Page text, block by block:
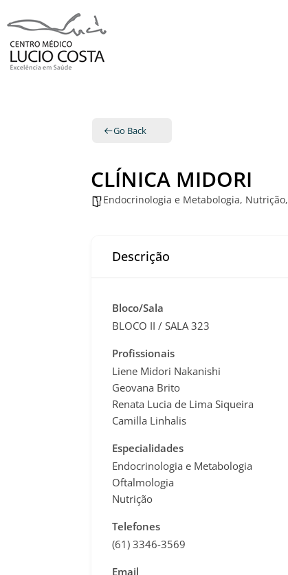
Go Back
CLÍNICA MIDORI
Endocrinologia e Metabologia, Nutrição,
Descrição
Bloco/Sala
BLOCO II / SALA 323
Profissionais
Liene Midori Nakanishi
Geovana Brito
Renata Lucia de Lima Siqueira
Camilla Linhalis
Especialidades
Endocrinologia e Metabologia
Oftalmologia
Nutrição
Telefones
(61) 3346-3569
Email